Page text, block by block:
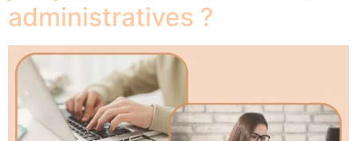
administratives ?
qu'ils ont collectées lors de votre utilisation
de leurs services.
Politique de
confidentialité
ACCEPTER TOUT REFUSER TOUT
POWERED BY COOKIESCRIPT